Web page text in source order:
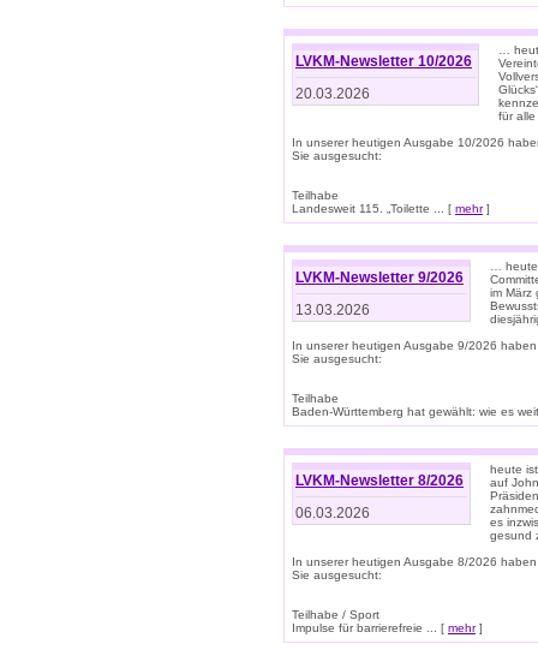
LVKM-Newsletter 10/2026
20.03.2026
…
für
In unserer heutigen Ausgabe 10/2026
Sie ausgesucht:
Teilhabe
Landesweit 115. „Toilette ... [ mehr]
LVKM-Newsletter 9/2026
13.03.2026
…
im März
In unserer heutigen Ausgabe 9/2026
Sie ausgesucht:
Teilhabe
Baden-Württemberg hat gewählt: wie es
LVKM-Newsletter 8/2026
06.03.2026
heute
auf
es
gesund
In unserer heutigen Ausgabe 8/2026
Sie ausgesucht:
Teilhabe / Sport
Impulse für barrierefreie ... [ mehr]